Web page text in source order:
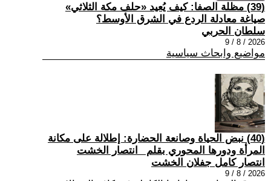
(39) مظلة الصفا: كيف يُعيد «حلف مكة الثلاثي»
صياغة معادلة الردع في الشرق الأوسط؟
سلطان الحربي
2026 / 8 / 9
مواضيع وابحاث سياسية
(40) نبض الحياة وصانعة الحضارة: إطلالة على مكانة
المرأة ودورها المحوري بقلم _انتصار الخشت
انتصار كامل جفلان الخشت
2026 / 8 / 9